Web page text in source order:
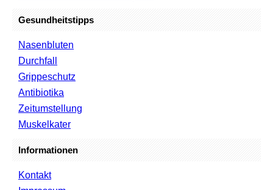
Gesundheitstipps
Nasenbluten
Durchfall
Grippeschutz
Antibiotika
Zeitumstellung
Muskelkater
Informationen
Kontakt